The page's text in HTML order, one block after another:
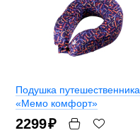
Подушка путешественника
«Мемо комфорт»
2299₽